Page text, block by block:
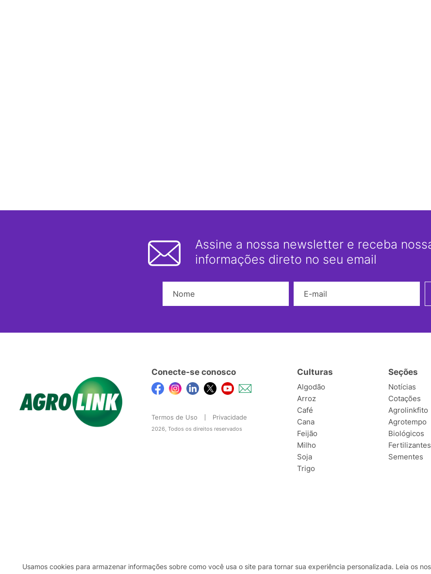
Assine a nossa newsletter e receba
informações direto no seu email
Conecte-se conosco
Termos de Uso Privacidade
2026, Todos os direitos reservados
Culturas
Algodão
Arroz
Café
Cana
Feijão
Milho
Soja
Trigo
Seções
Notícias
Cotações
Agrolinkfito
Agrotempo
Biológicos
Fertilizantes
Sementes
Usamos cookies para armazenar informações sobre como você usa o site para tornar sua experiência personalizada. Leia os